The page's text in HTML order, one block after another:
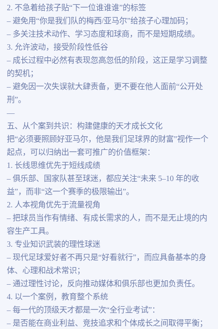
2. 不急着给孩子贴“下一位谁谁谁”的标签
– 避免用“你是我们队的梅西/亚马尔”给孩子心理加码；
– 多关注技术动作、学习态度和球商，而不是短期成绩。
3. 允许波动，接受阶段性低谷
– 成长过程中必然有表现忽高忽低的阶段，这正是学习调整
的契机；
– 避免因一次失误就大肆责备，更不要在他人面前“公开处
刑”。
—
五、从个案到共识：构建健康的天才成长文化
把“必须要照顾好亚马尔，他是我们足球界的财富”视作一个
起点，可以归纳出一套可推广的价值框架：
1. 长线思维优先于短线成绩
– 俱乐部、国家队甚至球迷，都应关注“未来 5–10 年的收
益”，而非“这一个赛季的极限输出”。
2. 人本视角优先于流量视角
– 把球员当作有情绪、有成长需求的人，而不是无止境的内
容生产工具。
3. 专业知识武装的理性球迷
– 现代足球爱好者不再只是“好看就行”，而应具备基本的身
体、心理和战术常识；
– 通过理性讨论，反向推动媒体和俱乐部也更加负责任。
4. 以一个案例，教育整个系统
– 每一代的顶级天才都是一次“全行业考试”：
– 是否能在商业利益、竞技追求和个体成长之间取得平衡；